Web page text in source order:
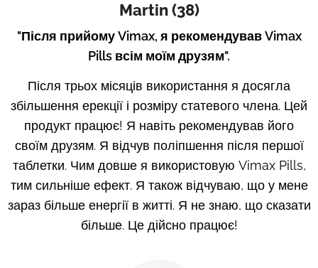
Martin (38)
"Після прийому Vimax, я рекомендував Vimax
Pills всім моїм друзям".
Після трьох місяців використання я досягла
збільшення ерекції і розміру статевого члена. Цей
продукт працює! Я навіть рекомендував його
своїм друзям. Я відчув поліпшення після першої
таблетки. Чим довше я використовую Vimax Pills,
тим сильніше ефект. Я також відчуваю, що у мене
зараз більше енергії в житті. Я не знаю, що сказати
більше. Це дійсно працює!